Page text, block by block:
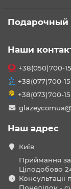
Подарочный
Наши
+38(050)700-
+38(077)700-
+38(073)700-
Наш адрес
Київ
Приймання
Цілодобово